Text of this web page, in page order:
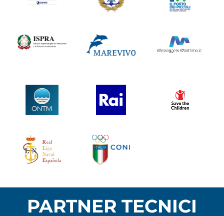
PARTNER TECNICI